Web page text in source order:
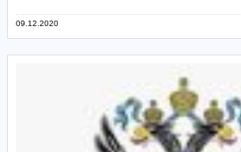
09.12.2020